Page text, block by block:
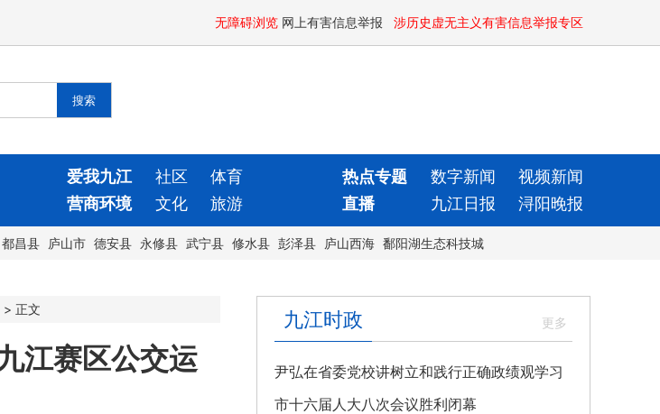
无障碍浏览 网上有害信息举报 涉历史虚无主义有害信息举报专区
爱我九江 社区 体育 热点专题 数字新闻
视频新闻
营商环境 文化 旅游 直播 九江日报 浔阳晚报
都昌县 庐山市 德安县 永修县 武宁县 修水县 彭泽县 庐山西海 鄱阳湖生态科技城
> 正文
江赛区公交运
九江时政
尹弘在省委党校讲树立和践行正确政绩观学习
教育专题党课
市十六届人大八次会议胜利闭幕